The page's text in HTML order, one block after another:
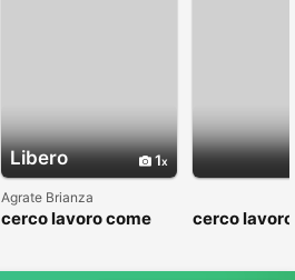
Libero 1
Agrate Brianza
cerco lavoro come
cerco